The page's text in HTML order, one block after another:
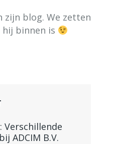
zijn blog. We zetten
binnen is
Verschillende
ADCIM B.V.